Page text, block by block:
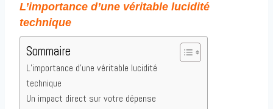
L’importance d’une véritable lucidité
technique
Sommaire
L’importance d’une véritable lucidité
technique
Un impact direct sur votre dépense